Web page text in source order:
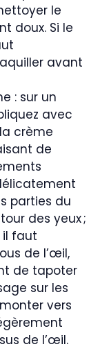
le
doux. Si le
avant
: sur un
avec
crème
de
parties du
des yeux ;
il faut
de l’œil,
de tapoter
sur les
vers
de l’œil.